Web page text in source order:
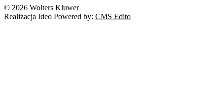
© 2026 Wolters Kluwer
Realizacja Ideo Powered by: CMS Edito